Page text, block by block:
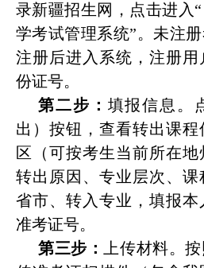
录新疆招生网，点击进入 “
学考试管理系统”。未注
注册后进入系统，注册
份证号。
第二步： 填报信息。
出）按钮，查看转出课
区（可按考生当前所在地
转出原因、专业层次、课
省市、转入专业，填报
准考证号。
第三步：
上传材料。